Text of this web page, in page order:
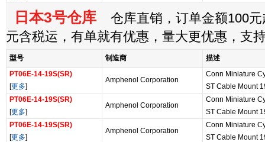
日本3号仓库 仓库直销，订单金额100元
元含税运，有单就有优惠，量大更优惠，支
型号 制造商
描述
PT06E-14-19S(SR)
[更多]
Amphenol Corporation
Conn Miniature
ST Cable Mount
PT06E-14-19S(SR)
[更多]
Amphenol Corporation
Conn Miniature
ST Cable Mount
PT06E-14-19S(SR)
[更多]
Amphenol Corporation
Conn Miniature
ST Cable Mount